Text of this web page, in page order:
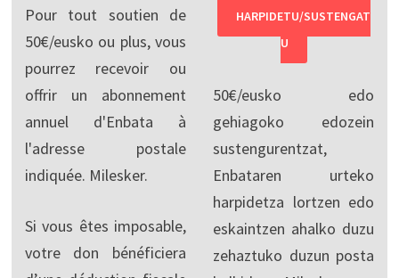
Pour tout soutien de
50€/eusko ou plus, vous
pourrez recevoir ou
offrir un abonnement
annuel d'Enbata à
l'adresse postale
indiquée. Milesker.
Si vous êtes imposable,
votre don bénéficiera
HARPIDETU/SUSTENGAT
U
50€/eusko edo
gehiagoko edozein
sustengurentzat,
Enbataren urteko
harpidetza lortzen edo
eskaintzen ahalko duzu
zehaztuko duzun posta